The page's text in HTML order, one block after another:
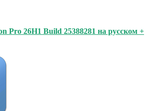
Pro 26H1 Build 25388281 на русском +